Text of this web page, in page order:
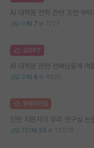
AI 대학원 진학 관련 조언 부탁
0 7 1727
김GPT
AI 대학원 관련 선배님들께 여
0 8 4820
명예의전당
인턴 지원자가 우리 연구실 논
131 55 131216